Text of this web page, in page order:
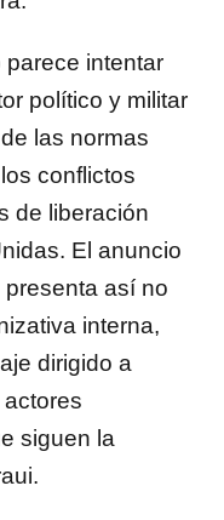
parece intentar
político y militar
las normas
conflictos
de liberación
El anuncio
así no
interna,
dirigido a
siguen la